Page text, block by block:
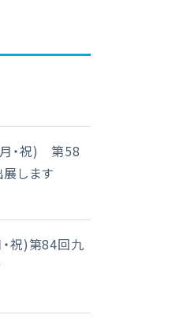
・祝) 第58
します
祝)第84回九